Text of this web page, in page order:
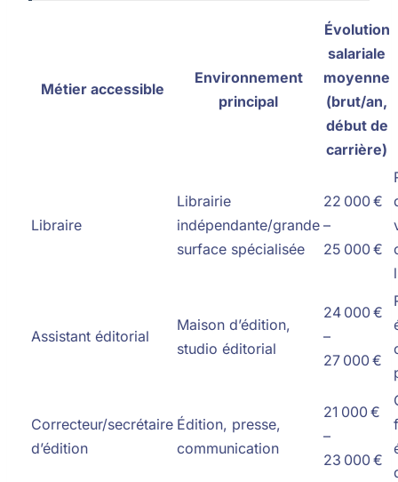
Métier accessible
Environnement
principal
Évolution
salariale
moyenne
(brut/an,
début de
carrière)
Libraire
Librairie
indépendante/grande
surface spécialisée
22 000 €
–
25 000 €
Assistant éditorial
Maison d’édition,
studio éditorial
24 000 €
–
27 000 €
Correcteur/secrétaire
d’édition
Édition, presse,
communication
21 000 €
–
23 000 €